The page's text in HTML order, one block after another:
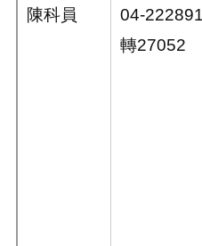
陳科員
04-
轉27052